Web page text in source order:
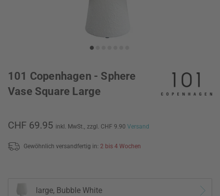
101 Copenhagen - Sphere
Vase Square Large
CHF 69.95 inkl. MwSt., zzgl. CHF 9.90 Versand
Gewöhnlich versandfertig in: 2 bis 4 Wochen
large, Bubble White